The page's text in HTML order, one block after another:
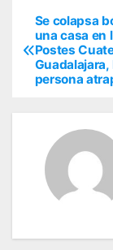
N
a
v
Se colapsa
una casa en
Postes
Guadalajara,
persona